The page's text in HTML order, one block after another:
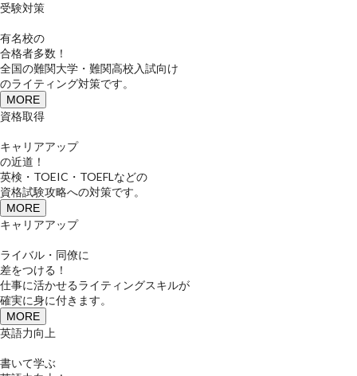
受験対策
有名校の
合格者多数！
全国の難関大学・難関高校入試向け
のライティング対策です。
MORE
資格取得
キャリアアップ
の近道！
英検・TOEIC・TOEFLなどの
資格試験攻略への対策です。
MORE
キャリアアップ
ライバル・同僚に
差をつける！
仕事に活かせるライティングスキルが
確実に身に付きます。
MORE
英語力向上
書いて学ぶ